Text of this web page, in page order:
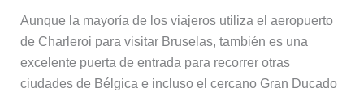
Aunque la mayoría de los viajeros utiliza el aeropuerto
de Charleroi para visitar Bruselas, también es una
excelente puerta de entrada para recorrer otras
ciudades de Bélgica e incluso el cercano Gran Ducado